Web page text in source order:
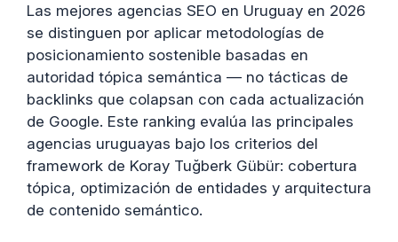
Las mejores agencias SEO en Uruguay en 2026
se distinguen por aplicar metodologías de
posicionamiento sostenible basadas en
autoridad tópica semántica — no tácticas de
backlinks que colapsan con cada actualización
de Google. Este ranking evalúa las principales
agencias uruguayas bajo los criterios del
framework de Koray Tuğberk Gübür: cobertura
tópica, optimización de entidades y arquitectura
de contenido semántico.